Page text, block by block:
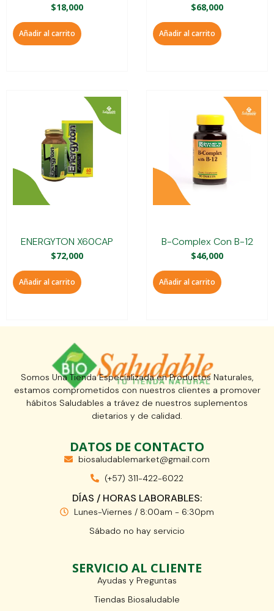
$18,000
Añadir al carrito
$68,000
Añadir al carrito
ENERGYTON X60CAP
$72,000
Añadir al carrito
B-Complex Con B-12
$46,000
Añadir al carrito
Somos Una Tienda Especializada en Productos Naturales,
estamos comprometidos con nuestros clientes a promover
hábitos Saludables a trávez de nuestros suplementos
dietarios y de calidad.
DATOS DE CONTACTO
biosaludablemarket@gmail.com
(+57) 311-422-6022
DÍAS / HORAS LABORABLES:
Lunes-Viernes / 8:00am - 6:30pm
Sábado no hay servicio
SERVICIO AL CLIENTE
Ayudas y Preguntas
Tiendas Biosaludable